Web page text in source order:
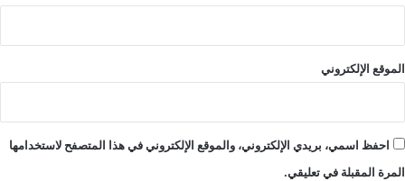
الموقع الإلكتروني
احفظ اسمي، بريدي الإلكتروني، والموقع الإلكتروني في هذا المتصفح لاستخدامها
المرة المقبلة في تعليقي.